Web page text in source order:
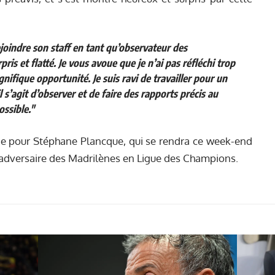
son staff en tant qu’observateur des
et flatté. Je vous avoue que je n’ai pas réfléchi trop
opportunité. Je suis ravi de travailler pour un
d’observer et de faire des rapports précis au
pour Stéphane Plancque, qui se rendra ce week-end
des Madrilènes en Ligue des Champions.